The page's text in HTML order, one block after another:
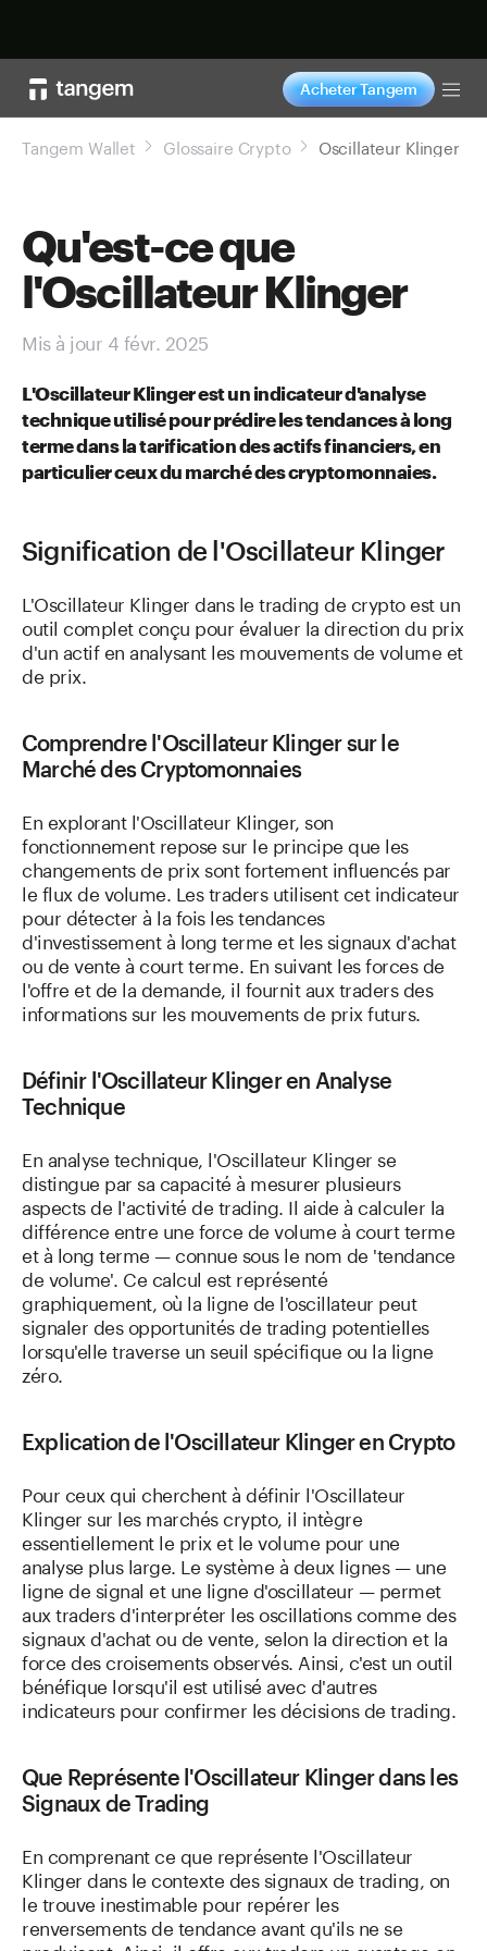
Acheter Tangem
Tangem Wallet Glossaire Crypto Oscillateur Klinger
Qu'est-ce que
l'Oscillateur Klinger
Mis à jour 4 févr. 2025
L'Oscillateur Klinger est un indicateur d'analyse
technique utilisé pour prédire les tendances à long
terme dans la tarification des actifs financiers, en
particulier ceux du marché des cryptomonnaies.
Signification de l'Oscillateur Klinger
L'Oscillateur Klinger dans le trading de crypto est un
outil complet conçu pour évaluer la direction du prix
d'un actif en analysant les mouvements de volume et
de prix.
Comprendre l'Oscillateur Klinger sur le
Marché des Cryptomonnaies
En explorant l'Oscillateur Klinger, son
fonctionnement repose sur le principe que les
changements de prix sont fortement influencés par
le flux de volume. Les traders utilisent cet indicateur
pour détecter à la fois les tendances
d'investissement à long terme et les signaux d'achat
ou de vente à court terme. En suivant les forces de
l'offre et de la demande, il fournit aux traders des
informations sur les mouvements de prix futurs.
Définir l'Oscillateur Klinger en Analyse
Technique
En analyse technique, l'Oscillateur Klinger se
distingue par sa capacité à mesurer plusieurs
aspects de l'activité de trading. Il aide à calculer la
différence entre une force de volume à court terme
et à long terme — connue sous le nom de 'tendance
de volume'. Ce calcul est représenté
graphiquement, où la ligne de l'oscillateur peut
signaler des opportunités de trading potentielles
lorsqu'elle traverse un seuil spécifique ou la ligne
zéro.
Explication de l'Oscillateur Klinger en Crypto
Pour ceux qui cherchent à définir l'Oscillateur
Klinger sur les marchés crypto, il intègre
essentiellement le prix et le volume pour une
analyse plus large. Le système à deux lignes — une
ligne de signal et une ligne d'oscillateur — permet
aux traders d'interpréter les oscillations comme des
signaux d'achat ou de vente, selon la direction et la
force des croisements observés. Ainsi, c'est un outil
bénéfique lorsqu'il est utilisé avec d'autres
indicateurs pour confirmer les décisions de trading.
Que Représente l'Oscillateur Klinger dans les
Signaux de Trading
En comprenant ce que représente l'Oscillateur
Klinger dans le contexte des signaux de trading, on
le trouve inestimable pour repérer les
renversements de tendance avant qu'ils ne se